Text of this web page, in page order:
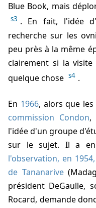
Blue Book, mais
s3 . En fait, l'idée
recherche sur les
peu près à la même
clairement si la
quelque chose s4 .
En 1966, alors que
commission Condon,
l'idée d'un groupe
sur le sujet. Il a en
l'observation, en
de Tananarive
président DeGaulle,
Rocard, demande